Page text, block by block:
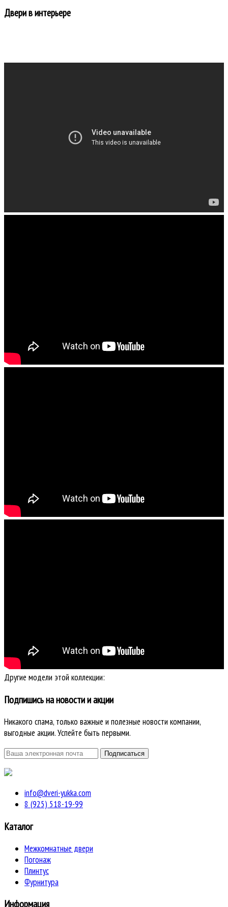
Двери в интерьере
Другие модели этой коллекции:
Подпишись на новости и акции
Никакого спама, только важные и полезные новости компании,
выгодные акции. Успейте быть первыми.
info@dveri-yukka.com
8 (925) 518-19-99
Каталог
Межкомнатные двери
Погонаж
Плинтус
Фурнитура
Информация